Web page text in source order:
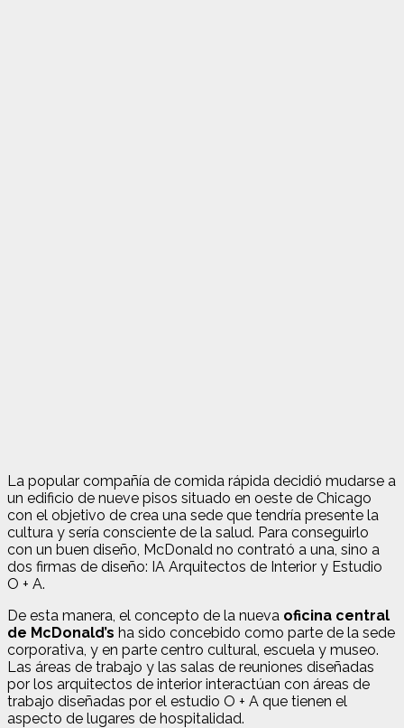
La popular compañía de comida rápida decidió mudarse a
un edificio de nueve pisos situado en oeste de Chicago
con el objetivo de crea una sede que tendría presente la
cultura y sería consciente de la salud. Para conseguirlo
con un buen diseño, McDonald no contrató a una, sino a
dos firmas de diseño: IA Arquitectos de Interior y Estudio
O + A.
De esta manera, el concepto de la nueva oficina central
de McDonald’s ha sido concebido como parte de la sede
corporativa, y en parte centro cultural, escuela y museo.
Las áreas de trabajo y las salas de reuniones diseñadas
por los arquitectos de interior interactúan con áreas de
trabajo diseñadas por el estudio O + A que tienen el
aspecto de lugares de hospitalidad.